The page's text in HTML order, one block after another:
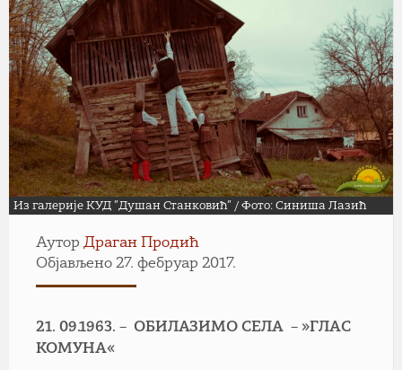
Из галерије КУД ”Душан Станковић” / Фото: Синиша Лазић
Аутор Драган Продић
Објављено 27. фебруар 2017.
21. 09.1963. – ОБИЛАЗИМО СЕЛА – »ГЛАС
КОМУНА«